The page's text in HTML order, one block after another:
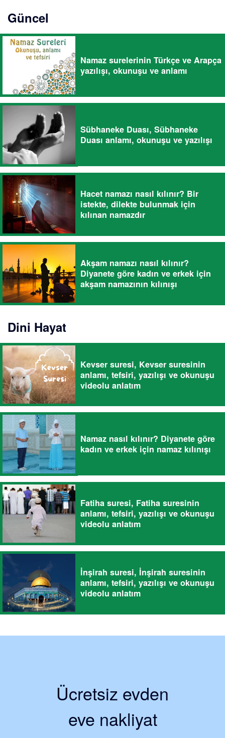
Güncel
Namaz surelerinin Türkçe ve Arapça
yazılışı, okunuşu ve anlamı
Sübhaneke Duası, Sübhaneke
Duası anlamı, okunuşu ve yazılışı
Hacet namazı nasıl kılınır? Bir
istekte, dilekte bulunmak için
kılınan namazdır
Akşam namazı nasıl kılınır?
Diyanete göre kadın ve erkek için
akşam namazının kılınışı
Dini Hayat
Kevser suresi, Kevser suresinin
anlamı, tefsiri, yazılışı ve okunuşu
videolu anlatım
Namaz nasıl kılınır? Diyanete göre
kadın ve erkek için namaz kılınışı
Fatiha suresi, Fatiha suresinin
anlamı, tefsiri, yazılışı ve okunuşu
videolu anlatım
İnşirah suresi, İnşirah suresinin
anlamı, tefsiri, yazılışı ve okunuşu
videolu anlatım
Ücretsiz evden
eve nakliyat